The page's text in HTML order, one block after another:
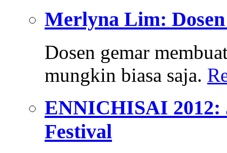
Merlyna Lim:
Dosen gemar
mungkin biasa saja.
ENNICHISAI 2012:
Festival